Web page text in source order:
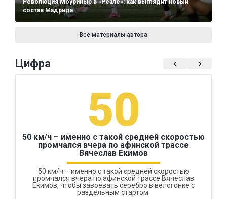
Революция Моуринью в «Реале»: как выглядит новый
состав Мадрида
Все материалы автора
Цифра
50
50 км/ч – именно с такой средней скоростью
промчался вчера по афинской трассе
Вячеслав Екимов
50 км/ч – именно с такой средней скоростью
промчался вчера по афинской трассе Вячеслав
Екимов, чтобы завоевать серебро в велогонке с
раздельным стартом.